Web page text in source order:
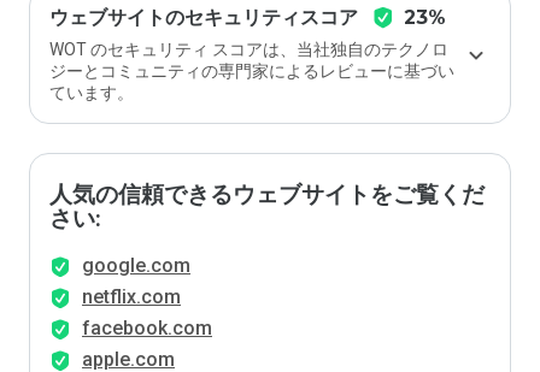
ウェブサイトのセキュリティスコア 23%
WOT のセキュリティ スコアは、当社独自のテクノロ
ジーとコミュニティの専門家によるレビューに基づい
ています。
人気の信頼できるウェブサイトをご覧くだ
さい:
google.com
netflix.com
facebook.com
apple.com
ます
か？